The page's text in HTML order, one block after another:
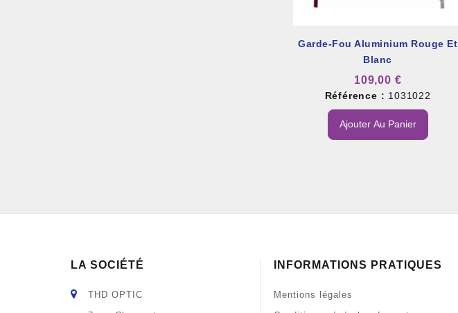
Garde-Fou Aluminium Rouge Et
Blanc
109,00 €
Référence : 1031022
Ajouter Au Panier
LA SOCIÉTÉ
THD OPTIC
INFORMATIONS PRATIQUES
Mentions légales